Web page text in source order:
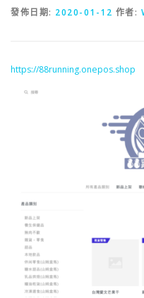
發佈日期: 2020-01-12 作者:
https://88running.onepos.shop